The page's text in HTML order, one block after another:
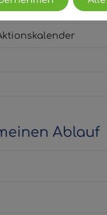
Ablauf